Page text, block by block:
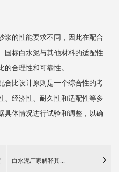
的性能要求不同，因此在配合
国标白水泥与其他材料的适配性
合理性和可靠性。
比设计原则是一个综合性的考
、经济性、耐久性和适配性等多
具体情况进行试验和调整，以确
白水泥厂家解释其...